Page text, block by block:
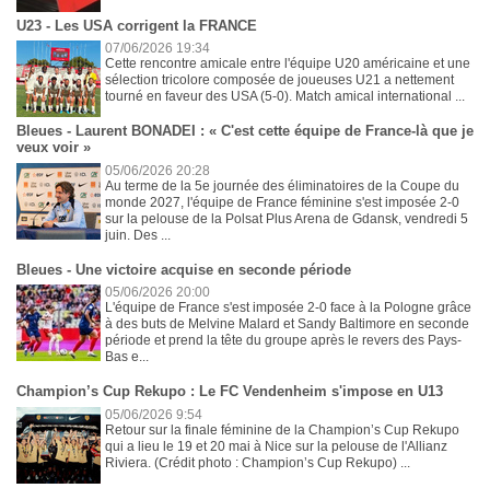
U23 - Les USA corrigent la FRANCE
07/06/2026 19:34
Cette rencontre amicale entre l'équipe U20 américaine et une
sélection tricolore composée de joueuses U21 a nettement
tourné en faveur des USA (5-0). Match amical international ...
Bleues - Laurent BONADEI : « C'est cette équipe de France-là que je
veux voir »
05/06/2026 20:28
Au terme de la 5e journée des éliminatoires de la Coupe du
monde 2027, l'équipe de France féminine s'est imposée 2-0
sur la pelouse de la Polsat Plus Arena de Gdansk, vendredi 5
juin. Des ...
Bleues - Une victoire acquise en seconde période
05/06/2026 20:00
L'équipe de France s'est imposée 2-0 face à la Pologne grâce
à des buts de Melvine Malard et Sandy Baltimore en seconde
période et prend la tête du groupe après le revers des Pays-
Bas e...
Champion’s Cup Rekupo : Le FC Vendenheim s'impose en U13
05/06/2026 9:54
Retour sur la finale féminine de la Champion’s Cup Rekupo
qui a lieu le 19 et 20 mai à Nice sur la pelouse de l'Allianz
Riviera. (Crédit photo : Champion’s Cup Rekupo) ...